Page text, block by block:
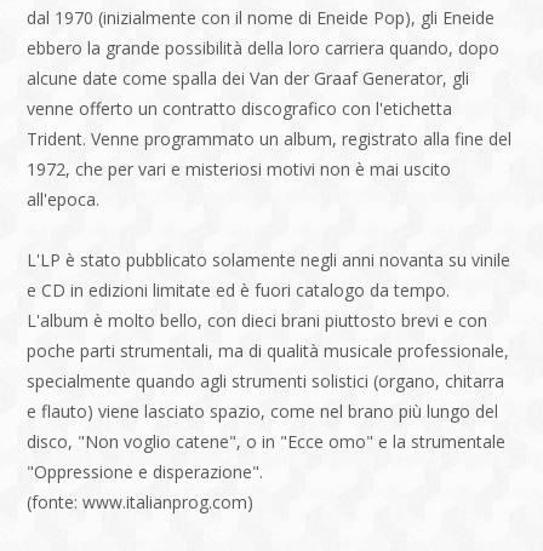
dal 1970 (inizialmente con il nome di Eneide Pop), gli Eneide
ebbero la grande possibilità della loro carriera quando, dopo
alcune date come spalla dei Van der Graaf Generator, gli
venne offerto un contratto discografico con l'etichetta
Trident. Venne programmato un album, registrato alla fine del
1972, che per vari e misteriosi motivi non è mai uscito
all'epoca.
L'LP è stato pubblicato solamente negli anni novanta su vinile
e CD in edizioni limitate ed è fuori catalogo da tempo.
L'album è molto bello, con dieci brani piuttosto brevi e con
poche parti strumentali, ma di qualità musicale professionale,
specialmente quando agli strumenti solistici (organo, chitarra
e flauto) viene lasciato spazio, come nel brano più lungo del
disco, "Non voglio catene", o in "Ecce omo" e la strumentale
"Oppressione e disperazione".
(fonte: www.italianprog.com)